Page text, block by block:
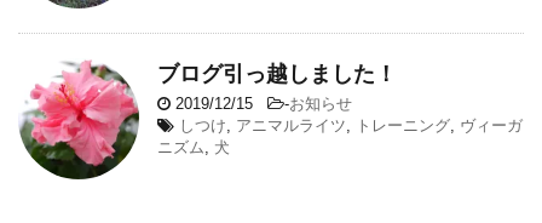
ブログ引っ越しました！
2019/12/15 -お知らせ
しつけ
アニマルライツ トレーニング ヴィーガ
ニズム
犬